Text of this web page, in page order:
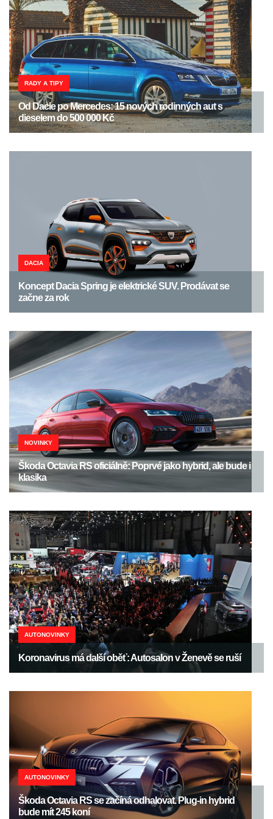
RADY A TIPY
Od Dacie po Mercedes: 15 nových rodinných aut s
dieselem do 500 000 Kč
DACIA
Koncept Dacia Spring je elektrické SUV. Prodávat se
začne za rok
NOVINKY
Škoda Octavia RS oficiálně: Poprvé jako hybrid, ale bude i
klasika
AUTONOVINKY
Koronavirus má další oběť: Autosalon v Ženevě se ruší
AUTONOVINKY
Škoda Octavia RS se začíná odhalovat. Plug-in hybrid
bude mít 245 koní